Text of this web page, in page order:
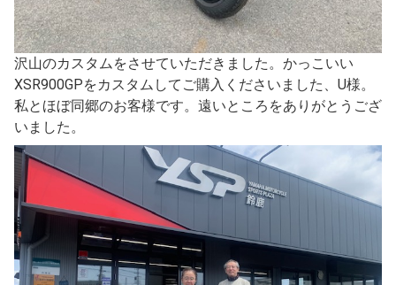
沢山のカスタムをさせていただきました。かっこいい
XSR900GPをカスタムしてご購入くださいました、U様。
私とほぼ同郷のお客様です。遠いところをありがとうござ
いました。